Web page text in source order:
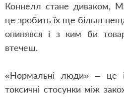
Коннелл стане диваком,
це зробить їх ще більш
опинявся і з ким би
втечеш.
«Нормальні люди» – це
токсичні стосунки між